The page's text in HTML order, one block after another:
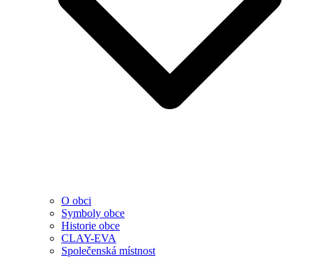
O obci
Symboly obce
Historie obce
CLAY-EVA
Společenská místnost